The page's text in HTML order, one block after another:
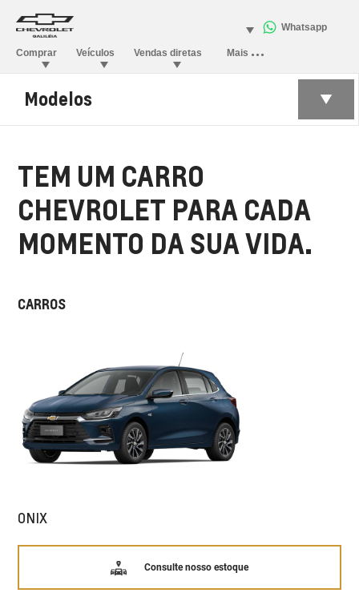
Modelos
TEM UM CARRO
CHEVROLET PARA CADA
MOMENTO DA SUA VIDA.
CARROS
ONIX
Consulte nosso estoque